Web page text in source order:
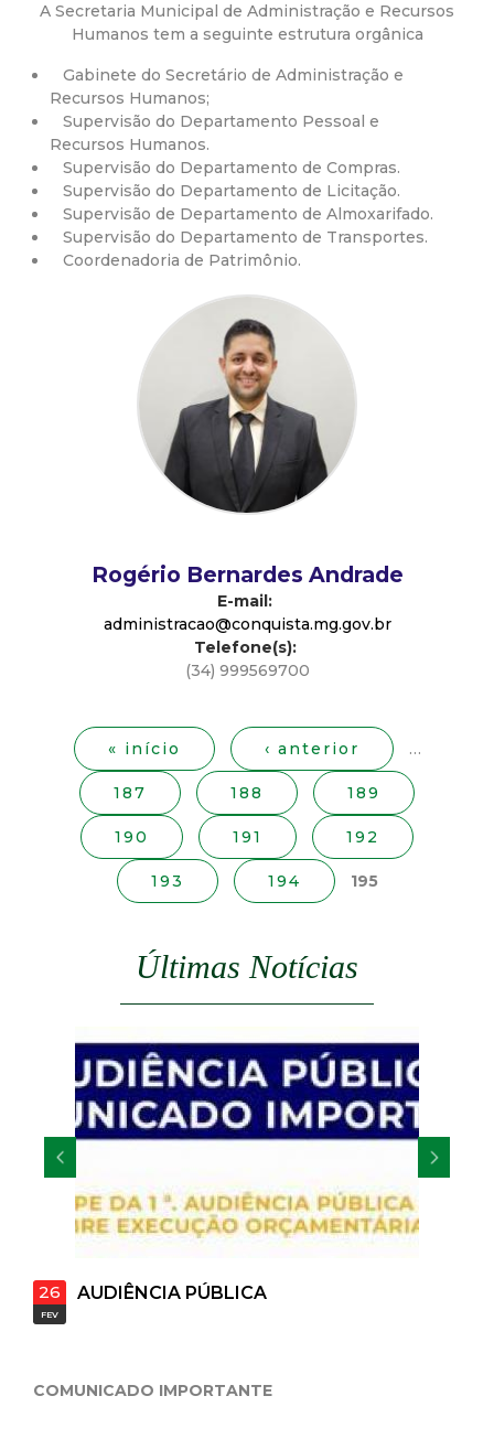
n
i
c
p
G
A Secretaria Municipal de Administração e Recursos
Humanos tem a seguinte estrutura orgânica
Gabinete do Secretário de Administração e
Recursos Humanos;
Supervisão do Departamento Pessoal e
Recursos Humanos.
Supervisão do Departamento de Compras.
Supervisão do Departamento de Licitação.
Supervisão de Departamento de Almoxarifado.
Supervisão do Departamento de Transportes.
Coordenadoria de Patrimônio.
Rogério Bernardes Andrade
E-mail:
administracao@conquista.mg.gov.br
Telefone(s):
(34) 999569700
« início ‹ anterior …
187 188 189
190 191 192
193 194 195
Últimas Notícias
PÚBLICA